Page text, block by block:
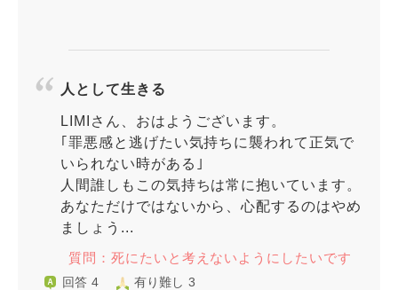
人として生きる
LIMIさん、おはようございます。
｢罪悪感と逃げたい気持ちに襲われて正気で
いられない時がある｣
人間誰しもこの気持ちは常に抱いています。
あなただけではないから、心配するのはやめ
ましょう...
質問：死にたいと考えないようにしたいです
回答 4 有り難し 3